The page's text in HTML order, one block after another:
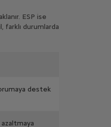
ESP ise
farklı durumlarda
destek
azaltmaya